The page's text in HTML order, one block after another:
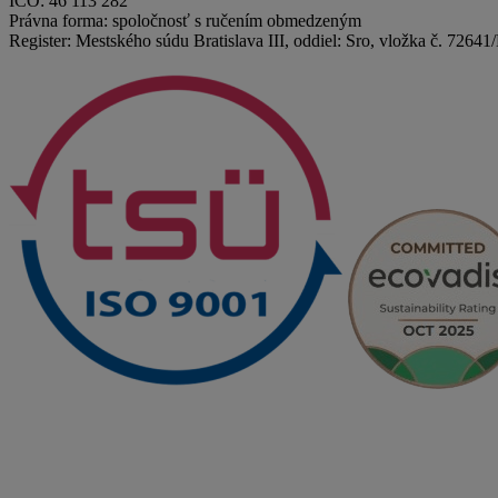
Právna forma: spoločnosť s ručením obmedzeným
Register: Mestského súdu Bratislava III, oddiel: Sro, vložka č.